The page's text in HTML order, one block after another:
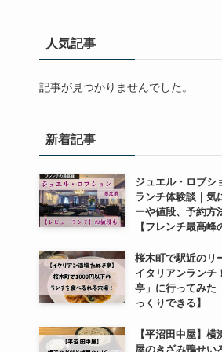
人気記事
記事が見つかりませんでした。
新着記事
ジュエル・ロブシ
ランチ体験談｜気
ーや値段、予約方
【フレンチ最高峰
桜木町で駅近のリ
イタリアンランチ
亭」に行ってみた
っくりできる】
【平沼田中屋】横
屋のきざみ鴨せい